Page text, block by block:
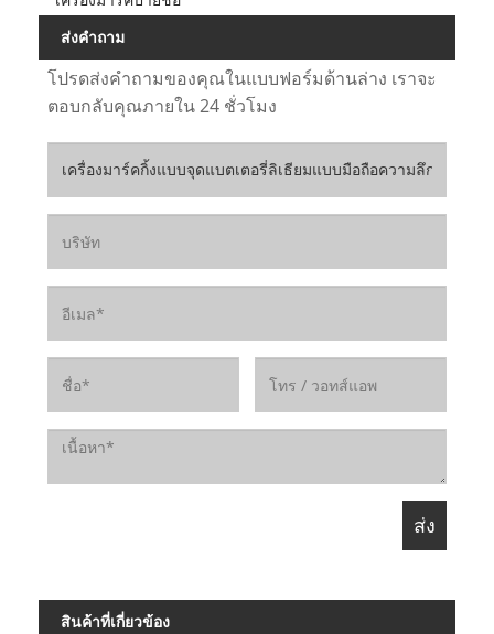
ส่งคำถาม
โปรดส่งคำถามของคุณในแบบฟอร์มด้านล่าง เราจะ
ตอบกลับคุณภายใน 24 ชั่วโมง
สินค้าที่เกี่ยวข้อง